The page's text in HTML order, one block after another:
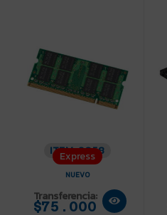
Express
ITEM: 3058
NUEVO
Transferencia:
$75.000